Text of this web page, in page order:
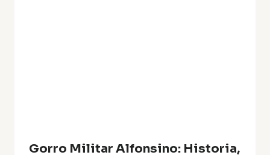
Gorro Militar Alfonsino: Historia,